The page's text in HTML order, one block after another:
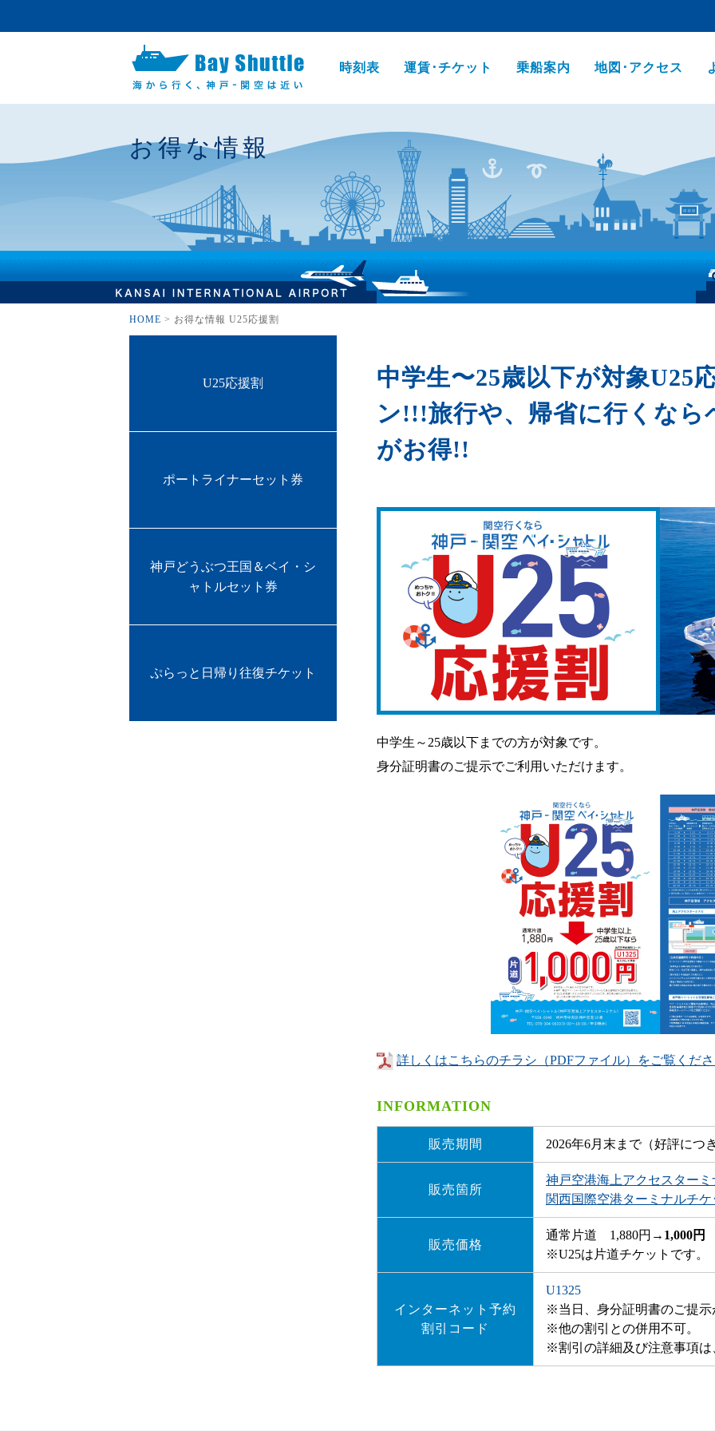
時刻表 運賃･チケット 乗船案内 地図･アクセス
HOME > お得な情報 U25応援割
お得な情報
中学生〜25歳以下が対象U25
ン!!!旅行や、帰省に行くなら
がお得!!
中学生～25歳以下までの方が対象です。
身分証明書のご提示でご利用いただけます。
詳しくはこちらのチラシ（PDFファイル）をご覧くだ
INFORMATION
販売期間 2026年6月末まで（好評につ
販売箇所
神戸空港海上アクセスター
関西国際空港ターミナルチ
販売価格
通常片道 1,880円→ 1,000円
※U25は片道チケットです。
インターネット予約
割引コード
U1325
※当日、身分証明書のご提示
※他の割引との併用不可。
※割引の詳細及び注意事項
U25応援割
ポートライナーセット券
神戸どうぶつ王国＆ベイ・シ
ャトルセット券
ぷらっと日帰り往復チケット